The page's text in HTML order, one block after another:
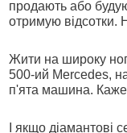
продають або
отримую відсотки.
Жити на широку
500-ий Mercedes,
п'ята машина.
І якщо діамантові